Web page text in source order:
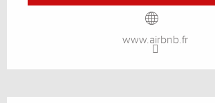
www.airbnb.fr